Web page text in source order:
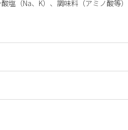
塩（Na、K）、調味料（アミノ酸等